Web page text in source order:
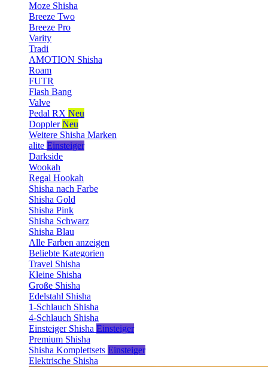
Moze Shisha
Breeze Two
Breeze Pro
Varity
Tradi
AMOTION Shisha
Roam
FUTR
Flash Bang
Valve
Pedal RX Neu
Doppler Neu
Weitere Shisha Marken
alite Einsteiger
Darkside
Wookah
Regal Hookah
Shisha nach Farbe
Shisha Gold
Shisha Pink
Shisha Schwarz
Shisha Blau
Alle Farben anzeigen
Beliebte Kategorien
Travel Shisha
Kleine Shisha
Große Shisha
Edelstahl Shisha
1-Schlauch Shisha
4-Schlauch Shisha
Einsteiger Shisha Einsteiger
Premium Shisha
Shisha Komplettsets Einsteiger
Elektrische Shisha